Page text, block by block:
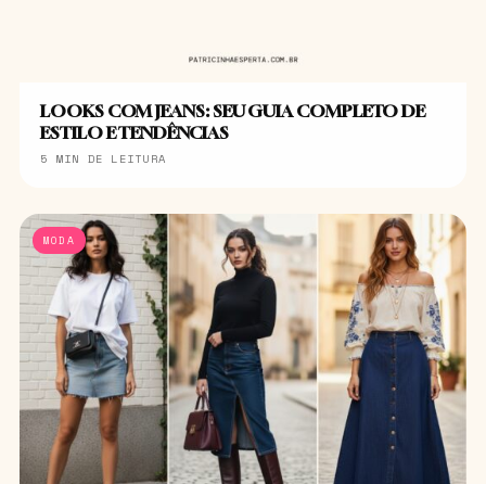
LOOKS COM JEANS: SEU GUIA COMPLETO DE
ESTILO E TENDÊNCIAS
5 MIN DE LEITURA
MODA